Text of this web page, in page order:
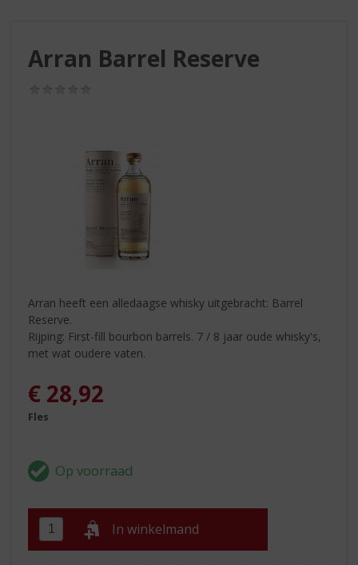
Arran Barrel Reserve
Arran heeft een alledaagse whisky uitgebracht: Barrel
Reserve.
Rijping: First-fill bourbon barrels. 7 / 8 jaar oude whisky's,
met wat oudere vaten.
€ 28,92
Fles
In winkelmand